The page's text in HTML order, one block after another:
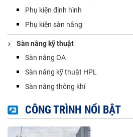
Phụ kiện định hình
Phụ kiện sàn nâng
Sàn nâng kỹ thuật
Sàn nâng OA
Sàn nâng kỹ thuật HPL
Sàn nâng thông khí
CÔNG TRÌNH NỔI BẬT